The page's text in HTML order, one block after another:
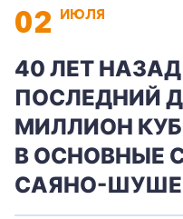
02 ИЮЛЯ
40 ЛЕТ
ПОСЛЕДНИЙ
МИЛЛИОН
В ОСНОВНЫЕ
САЯНО-